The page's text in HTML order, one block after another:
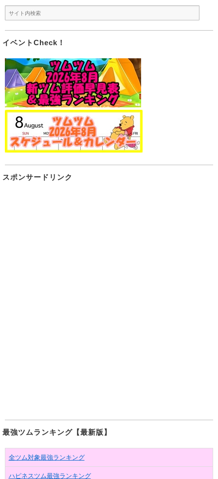
イベントCheck！
スポンサードリンク
最強ツムランキング【最新版】
全ツム対象最強ランキング
ハピネスツム最強ランキング